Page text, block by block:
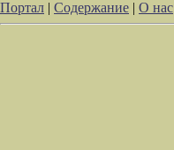
Портал | Содержание | О нас